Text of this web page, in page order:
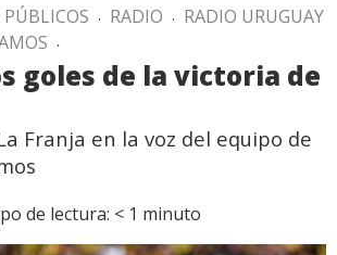
. RADIO . RADIO URUGUAY
.
goles de la victoria de
Franja en la voz del equipo de
de lectura: < 1 minuto